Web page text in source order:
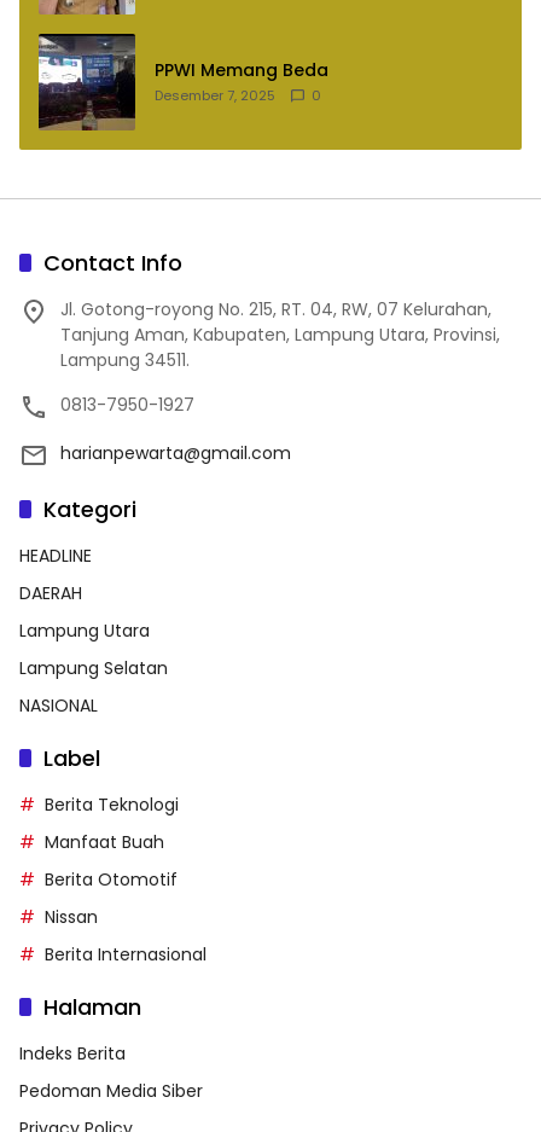
PPWI Memang Beda
Desember 7, 2025 0
Contact Info
Jl. Gotong-royong No. 215, RT. 04, RW, 07 Kelurahan,
Tanjung Aman, Kabupaten, Lampung Utara, Provinsi,
Lampung 34511.
0813-7950-1927
harianpewarta@gmail.com
Kategori
HEADLINE
DAERAH
Lampung Utara
Lampung Selatan
NASIONAL
Label
Berita Teknologi
Manfaat Buah
Berita Otomotif
Nissan
Berita Internasional
Halaman
Indeks Berita
Pedoman Media Siber